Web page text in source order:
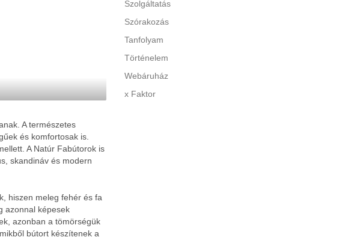
A természetes
és komfortosak is.
A Natúr Fabútorok is
skandináv és modern
hiszen meleg fehér és fa
azonnal képesek
azonban a tömörségük
bútort készítenek a
Szolgáltatás
Szórakozás
Tanfolyam
Történelem
Webáruház
x Faktor